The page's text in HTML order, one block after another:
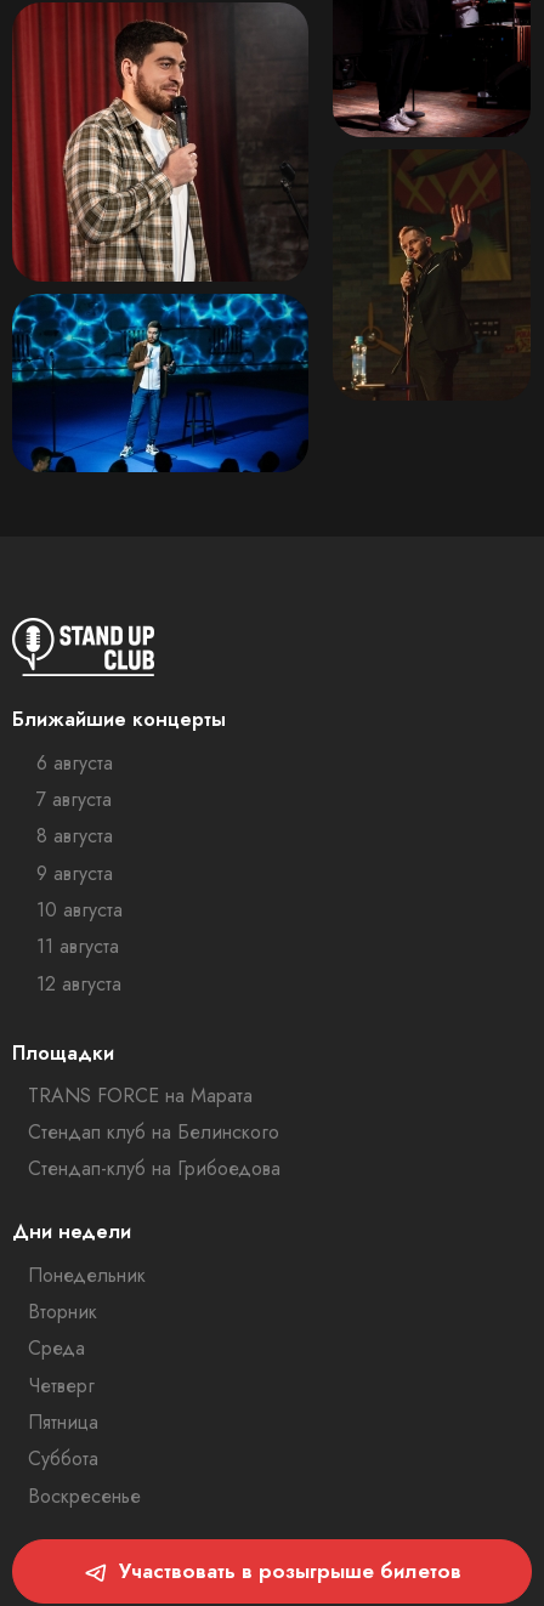
Ближайшие концерты
6 августа
7 августа
8 августа
9 августа
10 августа
11 августа
12 августа
Площадки
TRANS FORCE на Марата
Стендап клуб на Белинского
Стендап-клуб на Грибоедова
Дни недели
Понедельник
Вторник
Среда
Четверг
Пятница
Суббота
Воскресенье
Участвовать в розыгрыше билетов